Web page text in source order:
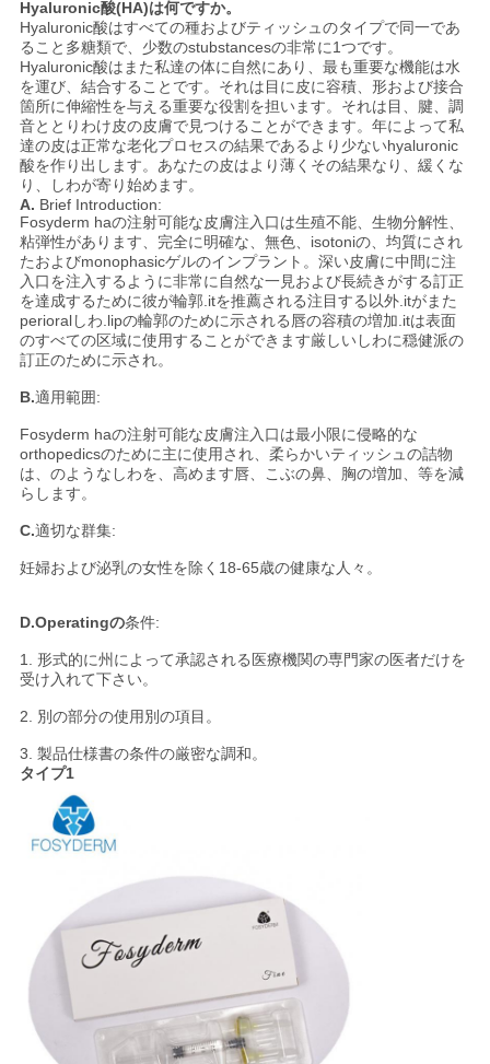
金
を
求
め
て
く
だ
さ
い
SHOPPING
ONLINE
地
図
PRIVACY
POLICY
Hyaluronic酸(HA)は何ですか。
Hyaluronic酸はすべての種およびティッシュのタイプで同一であ
ること多糖類で、少数のstubstancesの非常に1つです。
Hyaluronic酸はまた私達の体に自然にあり、最も重要な機能は水
を運び、結合することです。それは目に皮に容積、形および接合
箇所に伸縮性を与える重要な役割を担います。それは目、腱、調
音ととりわけ皮の皮膚で見つけることができます。年によって私
達の皮は正常な老化プロセスの結果であるより少ないhyaluronic
酸を作り出します。あなたの皮はより薄くその結果なり、緩くな
り、しわが寄り始めます。
A. Brief Introduction:
Fosyderm haの注射可能な皮膚注入口は生殖不能、生物分解性、
粘弾性があります、完全に明確な、無色、isotoniの、均質にされ
たおよびmonophasicゲルのインプラント。深い皮膚に中間に注
入口を注入するように非常に自然な一見および長続きがする訂正
を達成するために彼が輪郭.itを推薦される注目する以外.itがまた
perioralしわ.lipの輪郭のために示される唇の容積の増加.itは表面
のすべての区域に使用することができます厳しいしわに穏健派の
訂正のために示され。
B.適用範囲:
Fosyderm haの注射可能な皮膚注入口は最小限に侵略的な
orthopedicsのために主に使用され、柔らかいティッシュの詰物
は、のようなしわを、高めます唇、こぶの鼻、胸の増加、等を減
らします。
C.適切な群集:
妊婦および泌乳の女性を除く18-65歳の健康な人々。
D.Operatingの条件:
1. 形式的に州によって承認される医療機関の専門家の医者だけを
受け入れて下さい。
2. 別の部分の使用別の項目。
3. 製品仕様書の条件の厳密な調和。
タイプ1